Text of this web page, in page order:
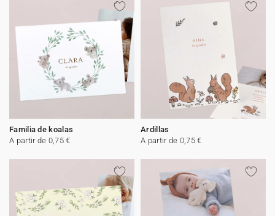
Familia de koalas
A partir de 0,75 €
Ardillas
A partir de 0,75 €